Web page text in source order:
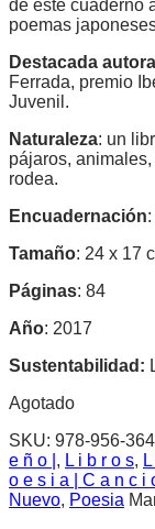
de este cuaderno
poemas
Destacada autora
Ferrada, premio
Juvenil.
Naturaleza: un
pájaros,
rodea.
Encuadernación
Tamaño: 24 x 17
Páginas: 84
Año: 2017
Sustentabilidad:
Agotado
SKU: 978-956-
e ñ o | , L i b r o s,
o e s i a | C a n c i
Nuevo, Poesia